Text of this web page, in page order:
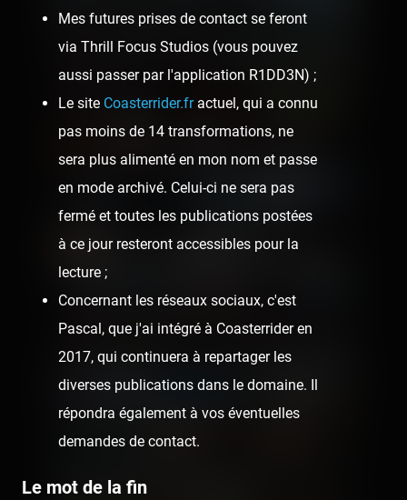
Mes futures prises de contact se feront
via Thrill Focus Studios (vous pouvez
aussi passer par l'application R1DD3N) ;
Le site Coasterrider.fractuel, qui a connu
pas moins de 14 transformations, ne
sera plus alimenté en mon nom et passe
en mode archivé. Celui-ci ne sera pas
fermé et toutes les publications postées
à ce jour resteront accessibles pour la
lecture ;
Concernant les réseaux sociaux, c'est
Pascal, que j'ai intégré à Coasterrider en
2017, qui continuera à repartager les
diverses publications dans le domaine. Il
répondra également à vos éventuelles
demandes de contact.
Le mot de la fin